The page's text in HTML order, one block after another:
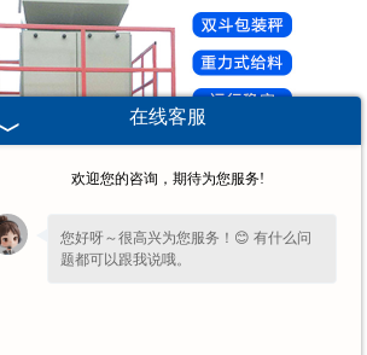
在线客服
欢迎您的咨询，期待为您服务!
您好呀～很高兴为您服务！😊 有什么问
题都可以跟我说哦。